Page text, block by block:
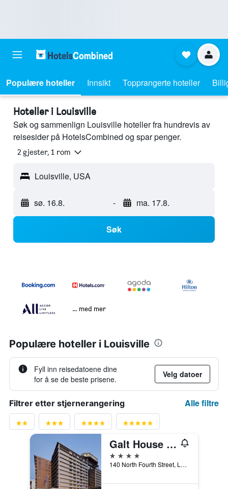
Populære hoteller Innsikt Topprangerte hoteller
Hoteller i Louisville
Søk og sammenlign Louisville hoteller fra hundrevis av
reisesider på HotelsCombined og spar penger.
2 gjester, 1 rom
Louisville, USA
sø. 16.8. - ma. 17.8.
Søk
… med mer
Populære hoteller i Louisville
Fyll inn reisedatoene dine
for å se de beste prisene.
Velg datoer
Filtrer etter stjernerangering Alle filtre
Galt House Hotel, Trademark Collection by Wyndham
4 stjerner
140 North Fourth Street, Louisville, KY, USA